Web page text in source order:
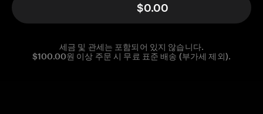
$0.00
세금 및 관세는 포함되어 있지 않습니다.
$100.00원 이상 주문 시 무료 표준 배송 (부가세 제외).